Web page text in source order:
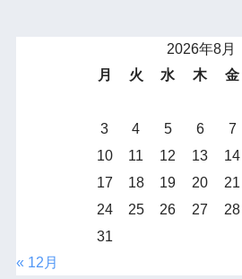
2026年8月
月
火 水 木 金
3
4 5 6 7
10
11 12 13 14
17
18 19 20 21
24
25 26 27 28
31
« 12月